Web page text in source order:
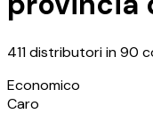
411distributori in90
Economico
Caro